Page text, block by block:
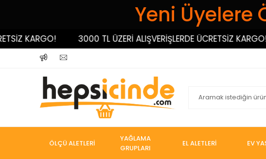
Yeni Üyelere
KARGO! 3000 TL ÜZERİ ALIŞVERİŞLERDE ÜCRETSİZ KARGO!
ÖLÇÜ ALETLERİ
YAĞLAMA
GRUPLARI
EL ALETLERİ EV